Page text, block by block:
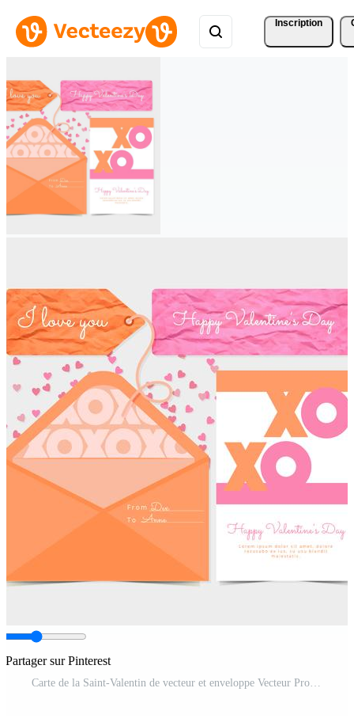
Inscription
Partager sur Pinterest
Carte de la Saint-Valentin de vecteur et enveloppe Vecteur Pro et SVG Pro